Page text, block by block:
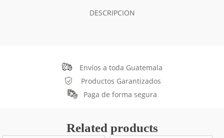
DESCRIPCION
Envíos a toda Guatemala
Productos Garantizados
Paga de forma segura
Related products